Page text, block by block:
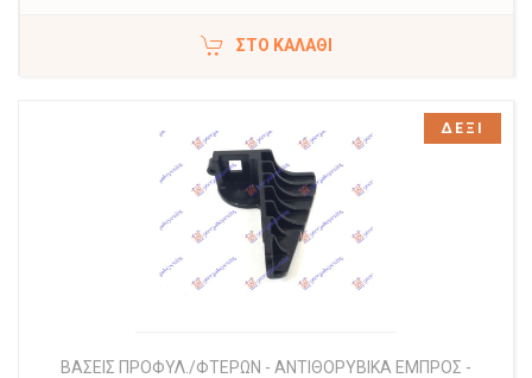
ΣΤΟ ΚΑΛΆΘΙ
ΒΑΣΕΙΣ ΠΡΟΦΥΛ./ΦΤΕΡΩΝ - ΑΝΤΙΘΟΡΥΒΙΚΑ ΕΜΠΡΟΣ -
ΔΕΞΙ